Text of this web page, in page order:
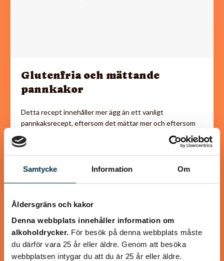
Samtycke Information Om
Åldersgräns och kakor
Denna webbplats innehåller information om
alkoholdrycker. För besök på denna webbplats måste
du därför vara 25 år eller äldre. Genom att besöka
webbplatsen intygar du att du är 25 år eller äldre.
Glutenfria och mättande
pannkakor
Detta recept innehåller mer ägg än ett vanligt
pannkaksrecept, eftersom det mättar mer och eftersom
det behövs för att binda ihop det glutenfria mjölet.…